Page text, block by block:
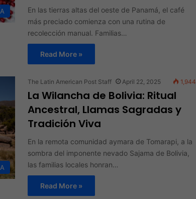
En las tierras altas del oeste de Panamá, el café
más preciado comienza con una rutina de
recolección manual. Familias…
Read More »
The Latin American Post Staff April 22, 2025 1,944
La Wilancha de Bolivia: Ritual
Ancestral, Llamas Sagradas y
Tradición Viva
En la remota comunidad aymara de Tomarapi, a la
sombra del imponente nevado Sajama de Bolivia,
las familias locales honran…
Read More »